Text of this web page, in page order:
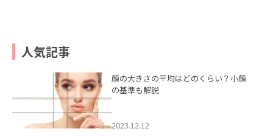
人気記事
顔の大きさの平均はどのくらい？小顔
の基準も解説
2023.12.12